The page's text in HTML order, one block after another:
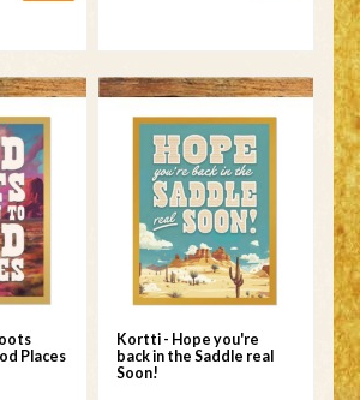
Places
Kortti - Hope you're
back in the Saddle real
Soon!